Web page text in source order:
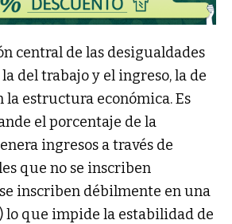
central de las desigualdades
del trabajo y el ingreso, la de
la estructura económica. Es
el porcentaje de la
ingresos a través de
que no se inscriben
inscriben débilmente en una
lo que impide la estabilidad de